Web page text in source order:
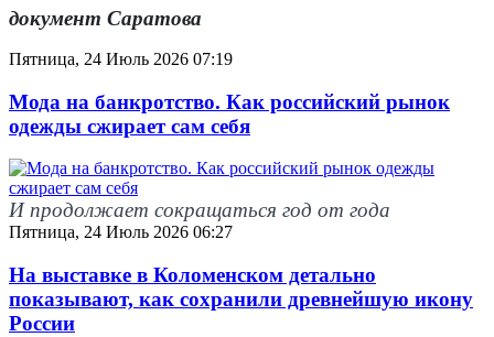
документ Саратова
Пятница, 24 Июль 2026 07:19
Мода на банкротство. Как российский рынок
одежды сжирает сам себя
И продолжает сокращаться год от года
Пятница, 24 Июль 2026 06:27
На выставке в Коломенском детально
показывают, как сохранили древнейшую икону
России